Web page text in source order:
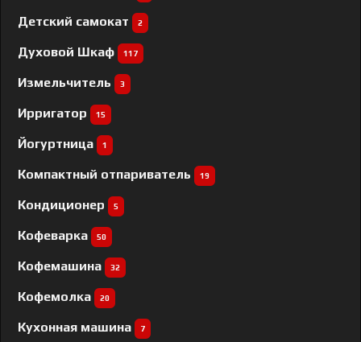
Детский самокат 2
Духовой Шкаф 117
Измельчитель 3
Ирригатор 15
Йогуртница 1
Компактный отпариватель 19
Кондиционер 5
Кофеварка 50
Кофемашина 32
Кофемолка 20
Кухонная машина 7